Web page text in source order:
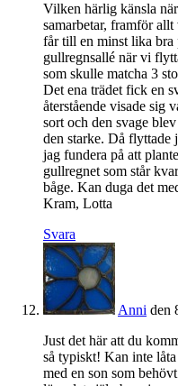
Vilken härlig känsla
samarbetar, framför
får till en minst lika bra
gullregnsallé när vi
som skulle matcha 3
Det ena trädet fick en
återstående visade sig
sort och den svage
den starke. Då flyttade
jag fundera på att
gullregnet som står
båge. Kan duga det
Kram, Lotta
Svara
Anni den
Just det här att du
så typiskt! Kan inte
med en son som